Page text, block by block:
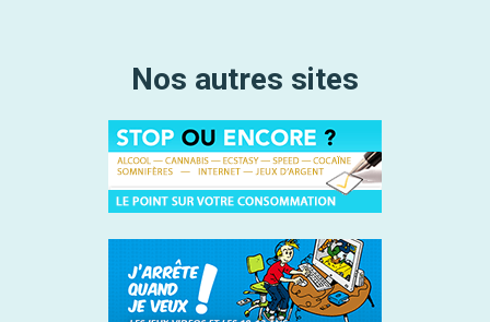
Nos autres sites